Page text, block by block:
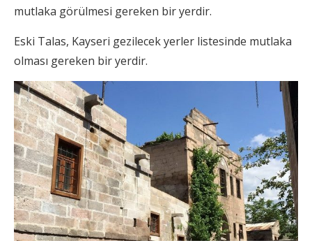
mutlaka görülmesi gereken bir yerdir.
Eski Talas, Kayseri gezilecek yerler listesinde mutlaka
olması gereken bir yerdir.